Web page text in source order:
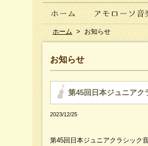
ホーム > お知らせ
お知らせ
第45回日本ジュニアク
2023/12/25
第45回日本ジュニアクラシック